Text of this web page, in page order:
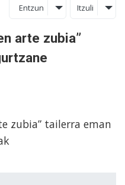
Entzun Itzuli
arte zubia”
zubia” tailerra eman